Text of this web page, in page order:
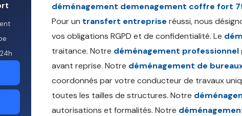
déménagement demenagement coffre fort
Pour un transfert entreprise réussi, nous
vos obligations RGPD et de confidentialité. Le
traitance. Notre déménagement professionnel
avant reprise. Notre déménagement de
coordonnés par votre conducteur de travaux
toutes les tailles de structures. Notre
autorisations et formalités. Notre